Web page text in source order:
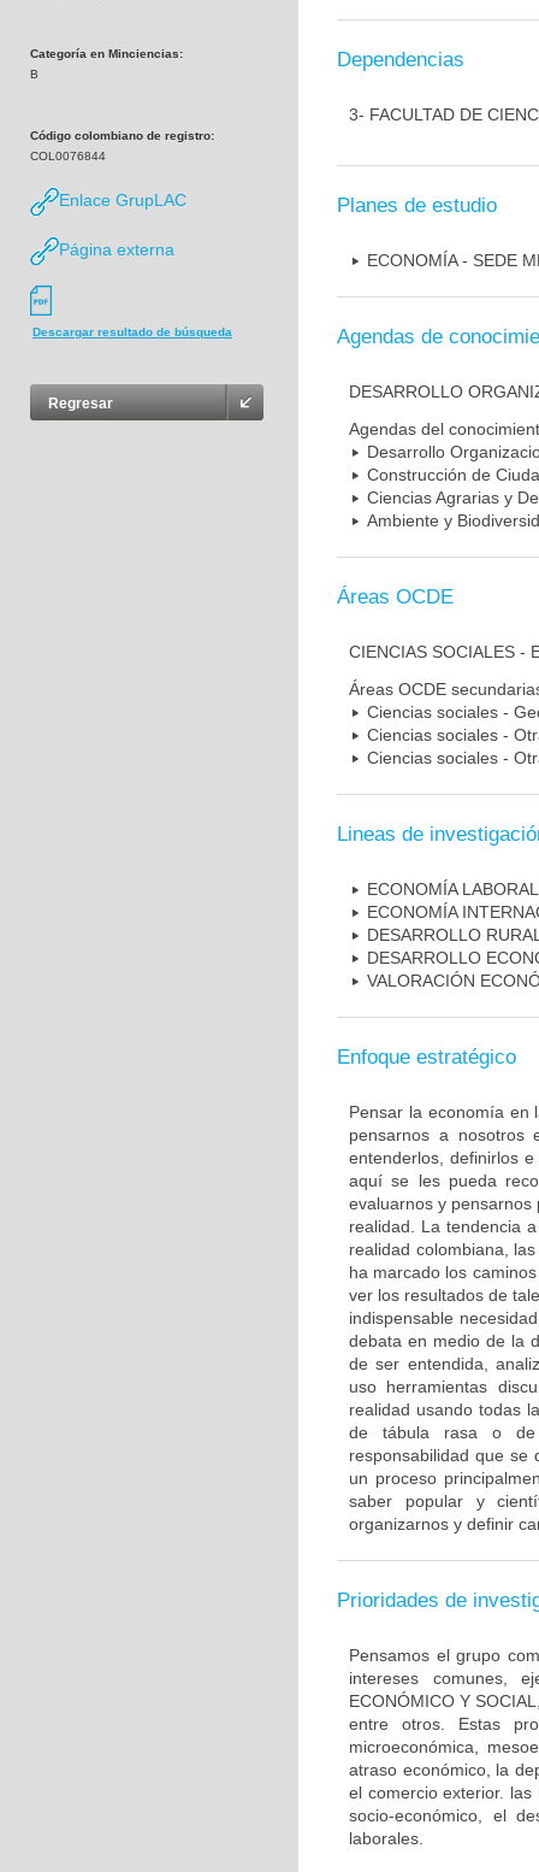
Categoría en Minciencias:
B
Código colombiano de registro:
COL0076844
Enlace GrupLAC
Página externa
Descargar resultado de búsqueda
Regresar
Dependencias
3- FACULTAD DE
Planes de estudio
ECONOMÍA - SEDE
Agendas de
DESARROLLO
Agendas del
Desarrollo
Construcción de
Ciencias Agrarias y
Ambiente y
Áreas OCDE
CIENCIAS SOCIALES -
Áreas OCDE
Ciencias sociales -
Ciencias sociales -
Ciencias sociales -
Lineas de
ECONOMÍA LABORAL
ECONOMÍA
DESARROLLO
DESARROLLO
VALORACIÓN
Enfoque estratégico
Pensar la economía en
pensarnos a nosotros
entenderlos, definirlos
aquí se les pueda
evaluarnos y
realidad. La tendencia
realidad colombiana,
ha marcado los
ver los resultados de
indispensable
debata en medio de la
de ser entendida,
uso herramientas
realidad usando todas
de tábula rasa o de
responsabilidad que se
un proceso
saber popular y
organizarnos y definir
Prioridades de
Pensamos el grupo
intereses comunes,
ECONÓMICO Y
entre otros. Estas
microeconómica,
atraso económico, la
el comercio exterior.
socio-económico, el
laborales.